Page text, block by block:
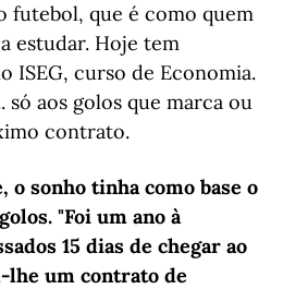
futebol, que é como quem
estudar. Hoje tem
ISEG, curso de Economia.
só aos golos que marca ou
contrato.
o sonho tinha como base o
"Foi um ano à
15 dias de chegar ao
lhe um contrato de